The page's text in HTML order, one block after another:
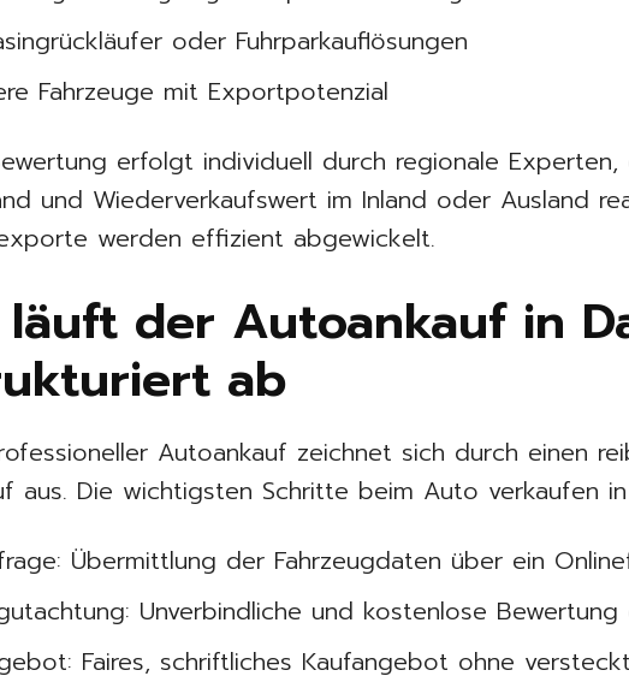
oder Fuhrparkauflösungen
Fahrzeuge mit Exportpotenzial
erfolgt individuell durch regionale
und Wiederverkaufswert im Inland oder Ausland
werden effizient abgewickelt.
läuft der Autoankauf in
ab
Autoankauf zeichnet sich durch einen
aus. Die wichtigsten Schritte beim Auto verkaufen
Übermittlung der Fahrzeugdaten über ein
Unverbindliche und kostenlose
Faires, schriftliches Kaufangebot ohne